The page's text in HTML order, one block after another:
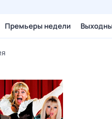
Премьеры недели